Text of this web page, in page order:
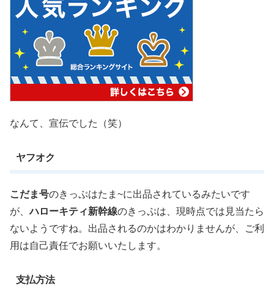
なんて、宣伝でした（笑）
ヤフオク
こだま号のきっぷはたま~に出品されているみたいです
が、ハローキティ新幹線のきっぷは、現時点では見当たら
ないようですね。出品されるのかはわかりませんが、ご利
用は自己責任でお願いいたします。
支払方法